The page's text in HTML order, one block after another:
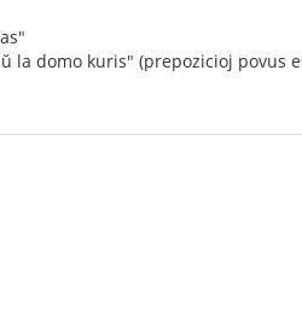
la domo kuris" (prepozicioj povus